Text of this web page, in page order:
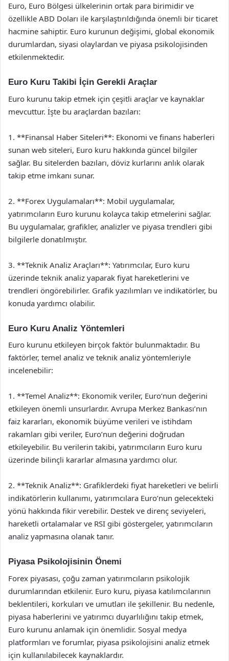
Euro, Euro Bölgesi ülkelerinin ortak para birimidir ve
özellikle ABD Doları ile karşılaştırıldığında önemli bir ticaret
hacmine sahiptir. Euro kurunun değişimi, global ekonomik
durumlardan, siyasi olaylardan ve piyasa psikolojisinden
etkilenmektedir.
Euro Kuru Takibi İçin Gerekli Araçlar
Euro kurunu takip etmek için çeşitli araçlar ve kaynaklar
mevcuttur. İşte bu araçlardan bazıları:
1. **Finansal Haber Siteleri**: Ekonomi ve finans haberleri
sunan web siteleri, Euro kuru hakkında güncel bilgiler
sağlar. Bu sitelerden bazıları, döviz kurlarını anlık olarak
takip etme imkanı sunar.
2. **Forex Uygulamaları**: Mobil uygulamalar,
yatırımcıların Euro kurunu kolayca takip etmelerini sağlar.
Bu uygulamalar, grafikler, analizler ve piyasa trendleri gibi
bilgilerle donatılmıştır.
3. **Teknik Analiz Araçları**: Yatırımcılar, Euro kuru
üzerinde teknik analiz yaparak fiyat hareketlerini ve
trendleri öngörebilirler. Grafik yazılımları ve indikatörler, bu
konuda yardımcı olabilir.
Euro Kuru Analiz Yöntemleri
Euro kurunu etkileyen birçok faktör bulunmaktadır. Bu
faktörler, temel analiz ve teknik analiz yöntemleriyle
incelenebilir:
1. **Temel Analiz**: Ekonomik veriler, Euro’nun değerini
etkileyen önemli unsurlardır. Avrupa Merkez Bankası’nın
faiz kararları, ekonomik büyüme verileri ve istihdam
rakamları gibi veriler, Euro’nun değerini doğrudan
etkileyebilir. Bu verilerin takibi, yatırımcıların Euro kuru
üzerinde bilinçli kararlar almasına yardımcı olur.
2. **Teknik Analiz**: Grafiklerdeki fiyat hareketleri ve belirli
indikatörlerin kullanımı, yatırımcılara Euro’nun gelecekteki
yönü hakkında fikir verebilir. Destek ve direnç seviyeleri,
hareketli ortalamalar ve RSI gibi göstergeler, yatırımcıların
analiz yapmasına olanak tanır.
Piyasa Psikolojisinin Önemi
Forex piyasası, çoğu zaman yatırımcıların psikolojik
durumlarından etkilenir. Euro kuru, piyasa katılımcılarının
beklentileri, korkuları ve umutları ile şekillenir. Bu nedenle,
piyasa haberlerini ve yatırımcı duyarlılığını takip etmek,
Euro kurunu anlamak için önemlidir. Sosyal medya
platformları ve forumlar, piyasa psikolojisini analiz etmek
için kullanılabilecek kaynaklardır.